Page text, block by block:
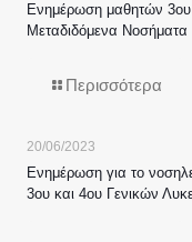
Ενημέρωση μαθητών 3ου
Μεταδιδόμενα Νοσήματα
Περισσότερα
20/06/2023
Ενημέρωση για το
3ου και 4ου Γενικών